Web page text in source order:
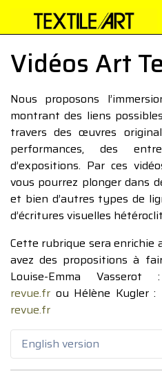
Vidéos Art
Nous proposons
montrant des liens
travers des œuvres
performances, des
d’expositions. Par ces
vous pourrez plonger dans
et bien d’autres types de
d’écritures visuelles
Cette rubrique sera enrichie
avez des propositions à
Louise-Emma
revue.fr ou Hélène Kugler :
revue.fr
English version